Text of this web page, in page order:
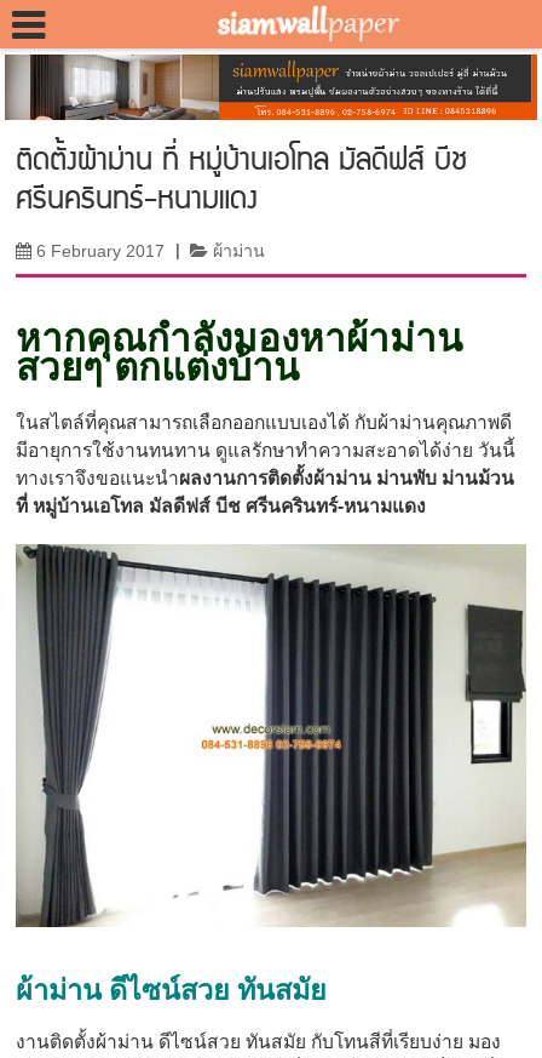
ติดตั้งผ้าม่าน ที่ หมู่บ้านเอโทล มัลดีฟส์ บีช
ศรีนครินทร์-หนามแดง
6 February 2017 | ผ้าม่าน
หากคุณกำลังมองหาผ้าม่าน
สวยๆ ตกแต่งบ้าน
ในสไตล์ที่คุณสามารถเลือกออกแบบเองได้ กับผ้าม่านคุณภาพดี
มีอายุการใช้งานทนทาน ดูแลรักษาทำความสะอาดได้ง่าย วันนี้
ทางเราจึงขอแนะนำผลงานการติดตั้งผ้าม่าน ม่านพับ ม่านม้วน
ที่ หมู่บ้านเอโทล มัลดีฟส์ บีช ศรีนครินทร์-หนามแดง
ผ้าม่าน ดีไซน์สวย ทันสมัย
งานติดตั้งผ้าม่าน ดีไซน์สวย ทันสมัย กับโทนสีที่เรียบง่าย มอง